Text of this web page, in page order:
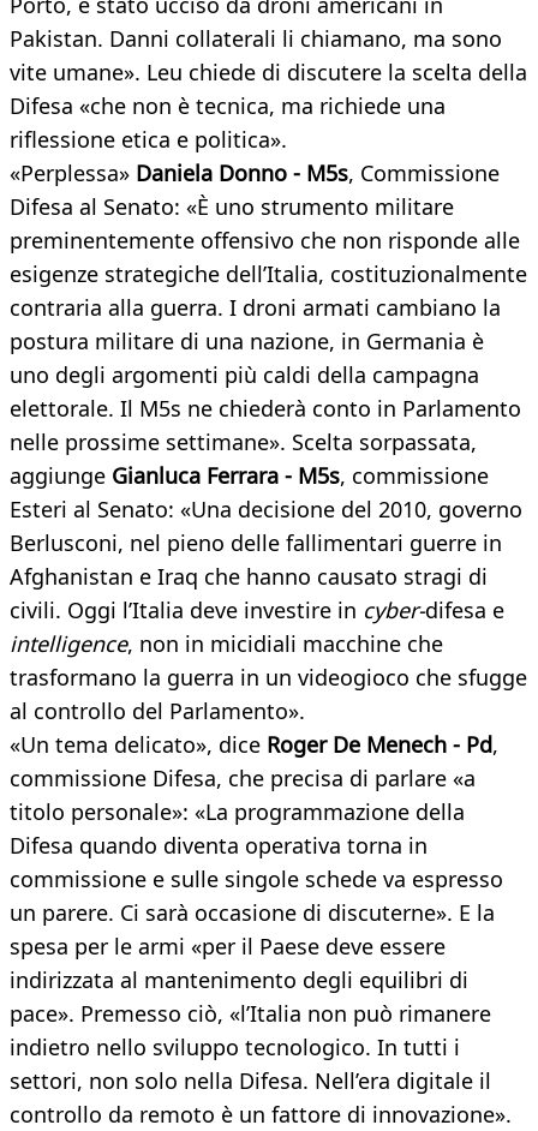
Pakistan. Danni collaterali li chiamano, ma sono
vite umane». Leu chiede di discutere la scelta della
Difesa «che non è tecnica, ma richiede una
riflessione etica e politica».
«Perplessa» Daniela Donno - M5s, Commissione
Difesa al Senato: «È uno strumento militare
preminentemente offensivo che non risponde alle
esigenze strategiche dell’Italia, costituzionalmente
contraria alla guerra. I droni armati cambiano la
postura militare di una nazione, in Germania è
uno degli argomenti più caldi della campagna
elettorale. Il M5s ne chiederà conto in Parlamento
nelle prossime settimane». Scelta sorpassata,
aggiunge Gianluca Ferrara - M5s, commissione
Esteri al Senato: «Una decisione del 2010, governo
Berlusconi, nel pieno delle fallimentari guerre in
Afghanistan e Iraq che hanno causato stragi di
civili. Oggi l’Italia deve investire in cyber-difesa e
intelligence, non in micidiali macchine che
trasformano la guerra in un videogioco che sfugge
al controllo del Parlamento».
«Un tema delicato», dice Roger De Menech - Pd,
commissione Difesa, che precisa di parlare «a
titolo personale»: «La programmazione della
Difesa quando diventa operativa torna in
commissione e sulle singole schede va espresso
un parere. Ci sarà occasione di discuterne». E la
spesa per le armi «per il Paese deve essere
indirizzata al mantenimento degli equilibri di
pace». Premesso ciò, «l’Italia non può rimanere
indietro nello sviluppo tecnologico. In tutti i
settori, non solo nella Difesa. Nell’era digitale il
controllo da remoto è un fattore di innovazione».